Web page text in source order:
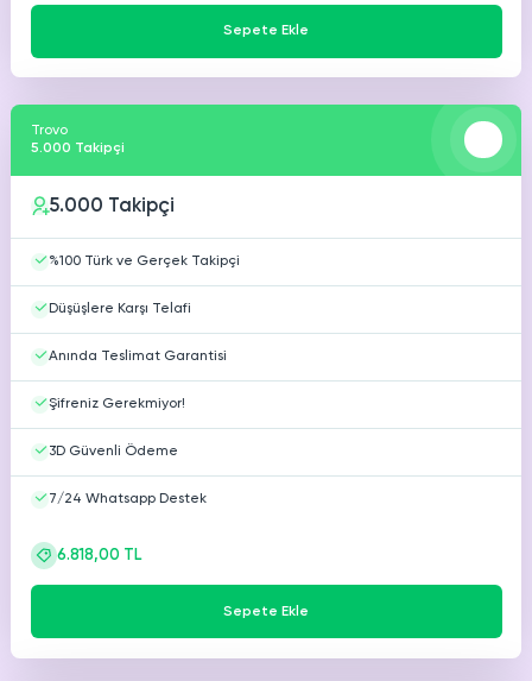
Sepete Ekle
Trovo
5.000 Takipçi
5.000 Takipçi
%100 Türk ve Gerçek Takipçi
Düşüşlere Karşı Telafi
Anında Teslimat Garantisi
Şifreniz Gerekmiyor!
3D Güvenli Ödeme
7/24 Whatsapp Destek
6.818,00 TL
Sepete Ekle